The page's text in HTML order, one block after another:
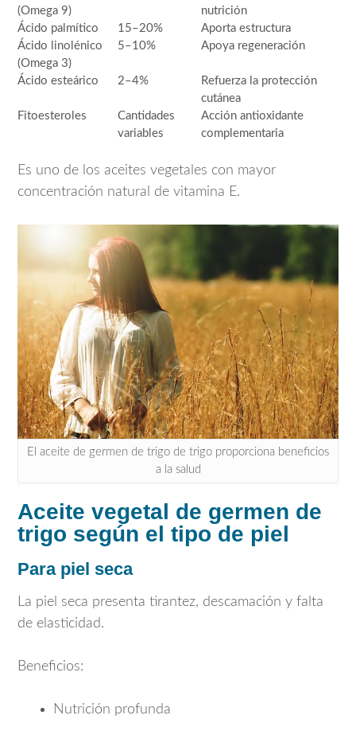
(Omega 9)
nutrición
Ácido palmítico
15–20%
Aporta estructura
Ácido linolénico
(Omega 3)
5–10% Apoya regeneración
Ácido esteárico 2–4%
Refuerza la protección
cutánea
Fitoesteroles
Cantidades
variables
Acción antioxidante
complementaria
Es uno de los aceites vegetales con mayor
concentración natural de vitamina E.
El aceite de germen de trigo de trigo proporciona beneficios
a la salud
Aceite vegetal de germen de
trigo según el tipo de piel
Para piel seca
La piel seca presenta tirantez, descamación y falta
de elasticidad.
Beneficios:
Nutrición profunda